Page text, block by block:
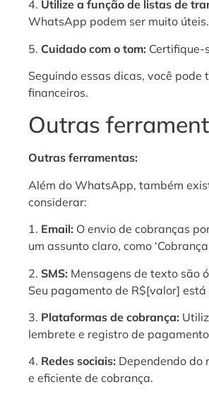
4. Utilize a função de listas de
WhatsApp podem ser muito
5. Cuidado com o tom: Certifique-
Seguindo essas dicas, você
financeiros.
Outras
Outras ferramentas:
Além do WhatsApp, também
considerar:
1. Email: O envio de cobranças
um assunto claro, como
2. SMS: Mensagens de texto são
Seu pagamento de R$[valor]
3. Plataformas de cobrança:
lembrete e registro de
4. Redes sociais: Dependendo do
e eficiente de cobrança.